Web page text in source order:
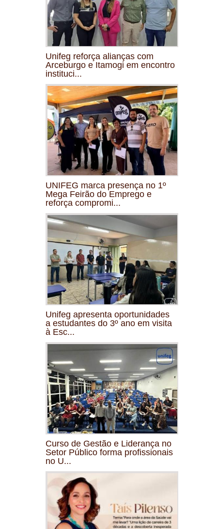
Unifeg reforça alianças com
Arceburgo e Itamogi em encontro
instituci...
UNIFEG marca presença no 1º
Mega Feirão do Emprego e
reforça compromi...
Unifeg apresenta oportunidades
a estudantes do 3º ano em visita
à Esc...
Curso de Gestão e Liderança no
Setor Público forma profissionais
no U...